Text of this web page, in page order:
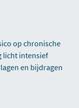
op chronische
licht intensief
en bijdragen